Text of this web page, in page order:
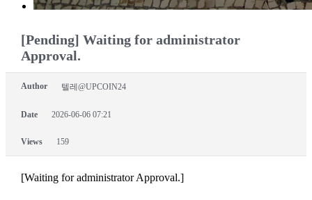
[Pending] Waiting for administrator
Approval.
Author 텔레@UPCOIN24
Date 2026-06-06 07:21
Views 159
[Waiting for administrator Approval.]